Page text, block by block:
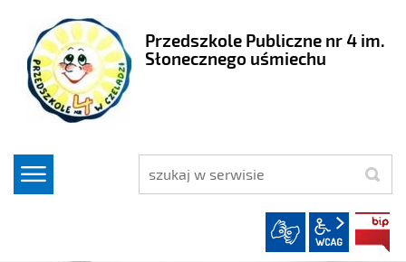
Przedszkole Publiczne nr 4 im.
Słonecznego uśmiechu
szukaj
wcag2.1